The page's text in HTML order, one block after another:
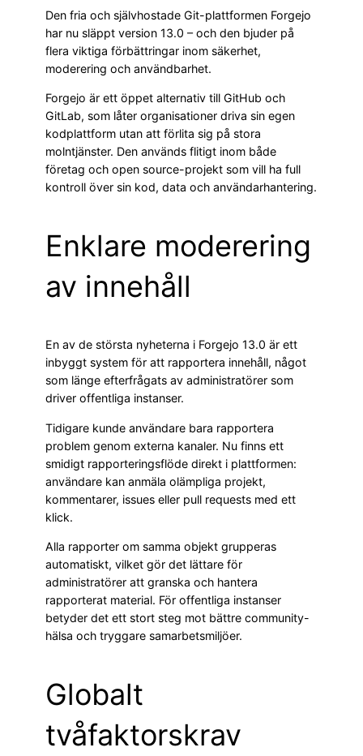
Den fria och självhostade Git-plattformen Forgejo
har nu släppt version 13.0 – och den bjuder på
flera viktiga förbättringar inom säkerhet,
moderering och användbarhet.
Forgejo är ett öppet alternativ till GitHub och
GitLab, som låter organisationer driva sin egen
kodplattform utan att förlita sig på stora
molntjänster. Den används flitigt inom både
företag och open source-projekt som vill ha full
kontroll över sin kod, data och användarhantering.
Enklare moderering
av innehåll
En av de största nyheterna i Forgejo 13.0 är ett
inbyggt system för att rapportera innehåll, något
som länge efterfrågats av administratörer som
driver offentliga instanser.
Tidigare kunde användare bara rapportera
problem genom externa kanaler. Nu finns ett
smidigt rapporteringsflöde direkt i plattformen:
användare kan anmäla olämpliga projekt,
kommentarer, issues eller pull requests med ett
klick.
Alla rapporter om samma objekt grupperas
automatiskt, vilket gör det lättare för
administratörer att granska och hantera
rapporterat material. För offentliga instanser
betyder det ett stort steg mot bättre community-
hälsa och tryggare samarbetsmiljöer.
Globalt
tvåfaktorskrav